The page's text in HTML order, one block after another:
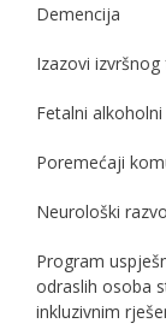
Demencija
Izazovi
Fetalni
Poremećaji
Neurološki
Program
odraslih osoba
inkluzivnim